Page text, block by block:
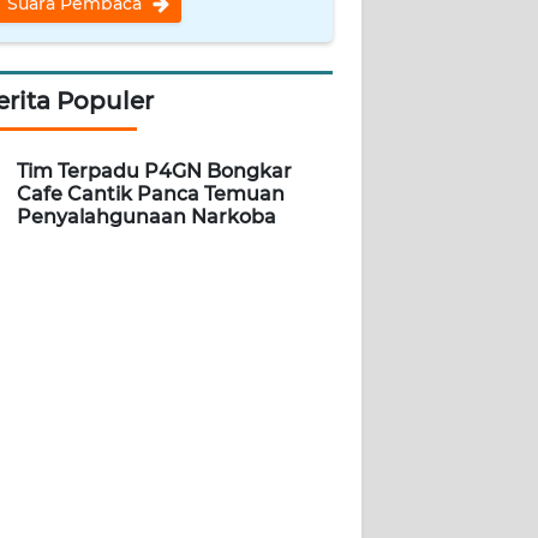
Populer
Tim Terpadu P4GN Bongkar
Cafe Cantik Panca Temuan
Penyalahgunaan Narkoba